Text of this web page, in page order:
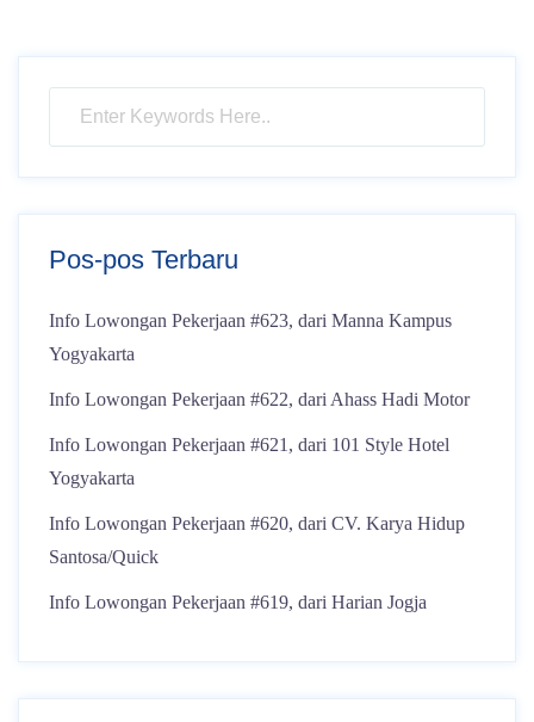
Pos-pos Terbaru
Info Lowongan Pekerjaan #623, dari Manna Kampus
Yogyakarta
Info Lowongan Pekerjaan #622, dari Ahass Hadi Motor
Info Lowongan Pekerjaan #621, dari 101 Style Hotel
Yogyakarta
Info Lowongan Pekerjaan #620, dari CV. Karya Hidup
Santosa/Quick
Info Lowongan Pekerjaan #619, dari Harian Jogja